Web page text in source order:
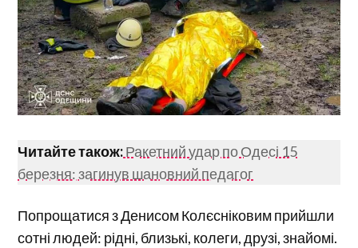
Читайте також:Ракетний удар по Одесі 15
березня: загинув шановний педагог
Попрощатися з Денисом Колєсніковим прийшли
сотні людей: рідні, близькі, колеги, друзі, знайомі.